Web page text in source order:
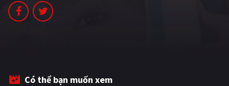
Có thể bạn muốn xem